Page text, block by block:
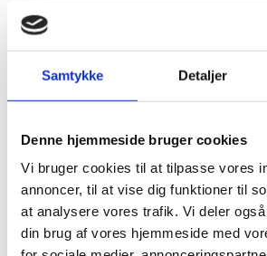
Samtykke Detaljer
Denne hjemmeside bruger cookies
Vi bruger cookies til at tilpasse vores
annoncer, til at vise dig funktioner til
at analysere vores trafik. Vi deler
din brug af vores hjemmeside med
På de følgende sider kan se du se,
det drejer sig om, og hvor mange
grund af misbrug.
Yderligere beskrives sagsgangen
man kan se detaljer om de
undersøges.